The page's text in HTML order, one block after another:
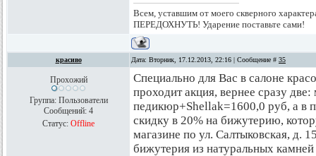
Всем, уставшим от моего скверного
ПЕРЕДОХНУТЬ! Ударение поставьте сами!
красиво Дата: Вторник, 17.12.2013, 22:16 | Сообщение # 35
Прохожий
Группа: Пользователи
Сообщений: 4
Статус: Offline
Специально для Вас в салоне
проходит акция, вернее сразу
педикюр+Shellak=1600,0 руб, а в
скидку в 20% на бижутерию,
магазине по ул. Салтыковская, д.
бижутерия из натуральных камней